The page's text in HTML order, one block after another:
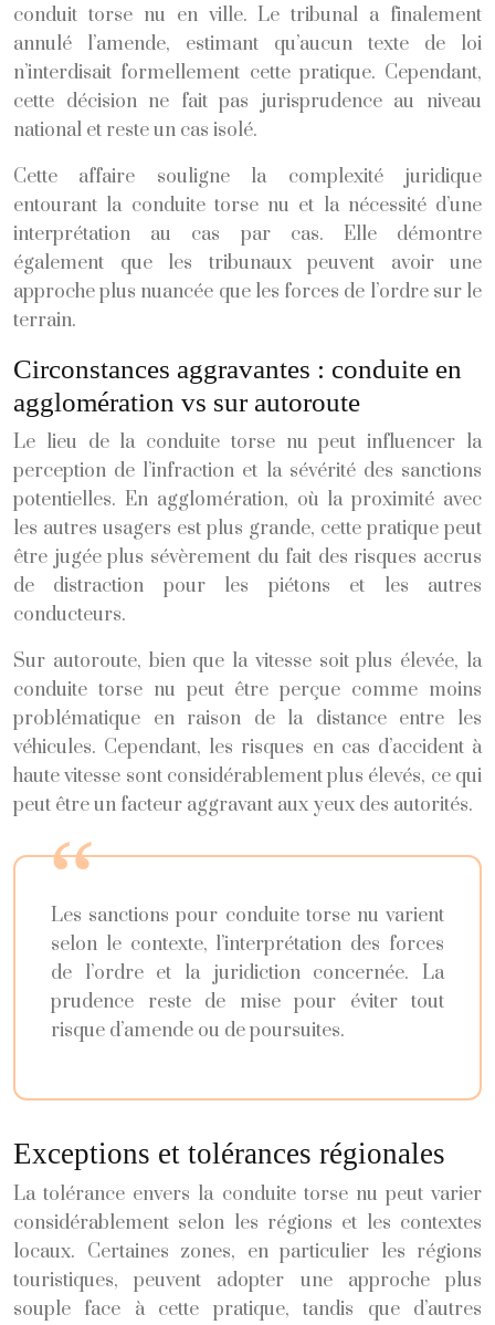
conduit torse nu en ville. Le tribunal a finalement
annulé l’amende, estimant qu’aucun texte de loi
n’interdisait formellement cette pratique. Cependant,
cette décision ne fait pas jurisprudence au niveau
national et reste un cas isolé.
Cette affaire souligne la complexité juridique
entourant la conduite torse nu et la nécessité d’une
interprétation au cas par cas. Elle démontre
également que les tribunaux peuvent avoir une
approche plus nuancée que les forces de l’ordre sur le
terrain.
Circonstances aggravantes : conduite en
agglomération vs sur autoroute
Le lieu de la conduite torse nu peut influencer la
perception de l’infraction et la sévérité des sanctions
potentielles. En agglomération, où la proximité avec
les autres usagers est plus grande, cette pratique peut
être jugée plus sévèrement du fait des risques accrus
de distraction pour les piétons et les autres
conducteurs.
Sur autoroute, bien que la vitesse soit plus élevée, la
conduite torse nu peut être perçue comme moins
problématique en raison de la distance entre les
véhicules. Cependant, les risques en cas d’accident à
haute vitesse sont considérablement plus élevés, ce qui
peut être un facteur aggravant aux yeux des autorités.
Les sanctions pour conduite torse nu varient
selon le contexte, l’interprétation des forces
de l’ordre et la juridiction concernée. La
prudence reste de mise pour éviter tout
risque d’amende ou de poursuites.
Exceptions et tolérances régionales
La tolérance envers la conduite torse nu peut varier
considérablement selon les régions et les contextes
locaux. Certaines zones, en particulier les régions
touristiques, peuvent adopter une approche plus
souple face à cette pratique, tandis que d’autres